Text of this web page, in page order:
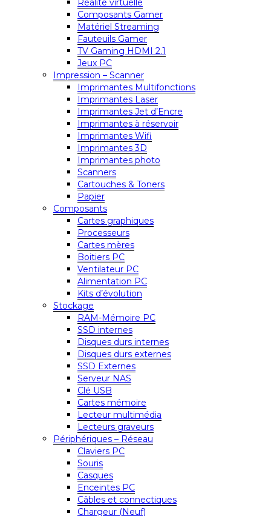
Réalité virtuelle
Composants Gamer
Matériel Streaming
Fauteuils Gamer
TV Gaming HDMI 2.1
Jeux PC
Impression – Scanner
Imprimantes Multifonctions
Imprimantes Laser
Imprimantes Jet d’Encre
Imprimantes à réservoir
Imprimantes Wifi
Imprimantes 3D
Imprimantes photo
Scanners
Cartouches & Toners
Papier
Composants
Cartes graphiques
Processeurs
Cartes mères
Boitiers PC
Ventilateur PC
Alimentation PC
Kits d’évolution
Stockage
RAM-Mémoire PC
SSD internes
Disques durs internes
Disques durs externes
SSD Externes
Serveur NAS
Clé USB
Cartes mémoire
Lecteur multimédia
Lecteurs graveurs
Périphériques – Réseau
Claviers PC
Souris
Casques
Enceintes PC
Câbles et connectiques
Chargeur (Neuf)